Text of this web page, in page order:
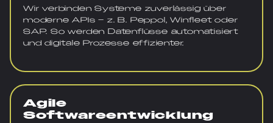
Wir verbinden Systeme zuverlässig über
moderne APIs – z. B. Peppol, Winfleet oder
SAP. So werden Datenflüsse automatisiert
und digitale Prozesse effizienter.
Agile
Softwareentwicklung